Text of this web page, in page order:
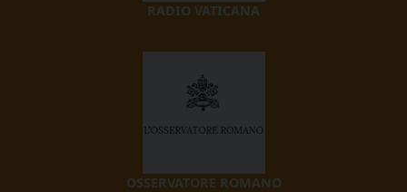
RADIO VATICANA
OSSERVATORE ROMANO